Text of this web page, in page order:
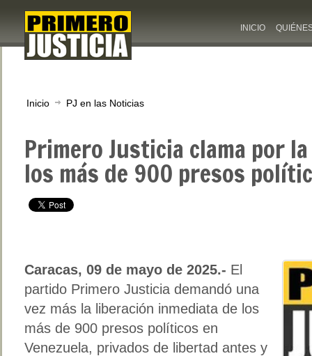
INICIO
Inicio PJ en las Noticias
Primero Justicia clama por
los más de 900 presos
Caracas, 09 de mayo de 2025.- El
partido Primero Justicia demandó una
vez más la liberación inmediata de los
más de 900 presos políticos en
Venezuela, privados de libertad antes y